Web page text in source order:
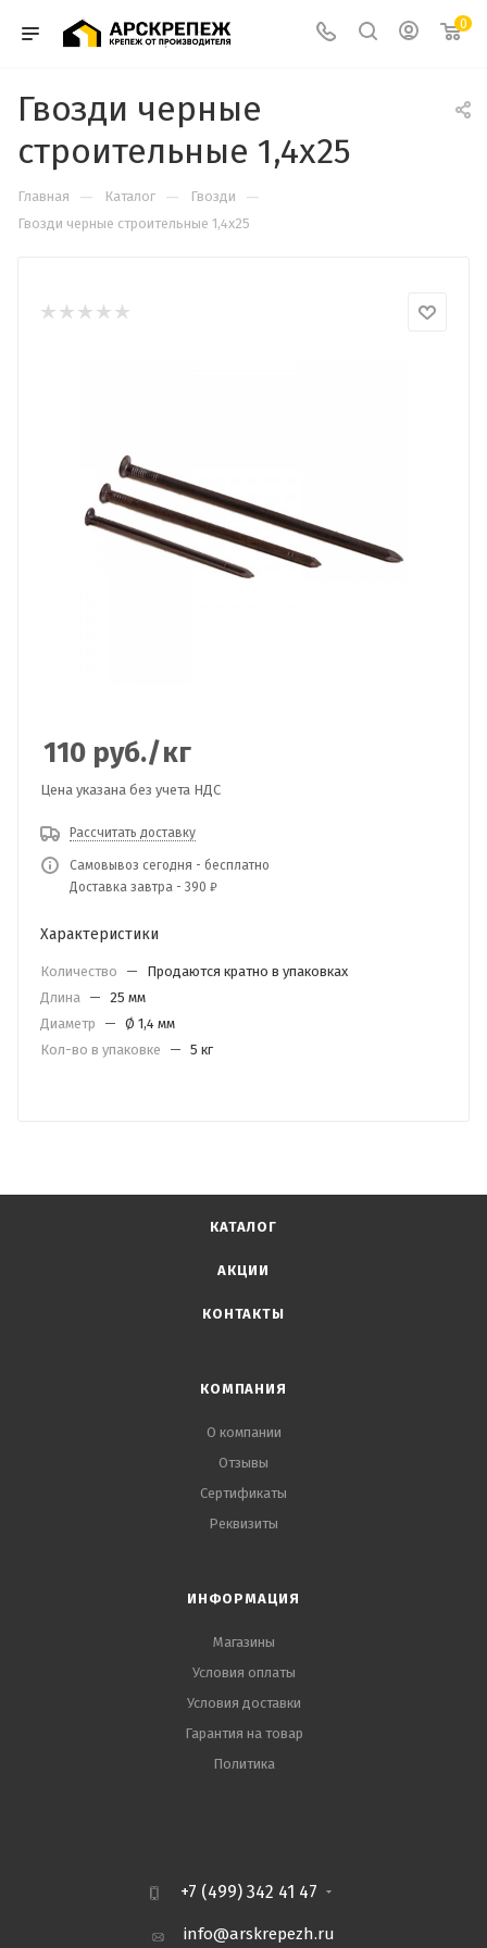
0
Гвозди черные
строительные 1,4х25
Главная — Каталог — Гвозди —
Гвозди черные строительные 1,4х25
110 руб./кг
Цена указана без учета НДС
Рассчитать доставку
Самовывоз сегодня - бесплатно
Доставка завтра - 390 ₽
Характеристики
Количество —
Продаются кратно в упаковках
Длина — 25 мм
Диаметр
— Ø 1,4 мм
Кол-во в упаковке
— 5 кг
КАТАЛОГ
АКЦИИ
КОНТАКТЫ
КОМПАНИЯ
О компании
Отзывы
Сертификаты
Реквизиты
ИНФОРМАЦИЯ
Магазины
Условия оплаты
Условия доставки
Гарантия на товар
Политика
+7 (499) 342 41 47
info@arskrepezh.ru